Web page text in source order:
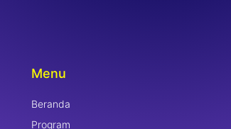
Menu
Beranda
Program